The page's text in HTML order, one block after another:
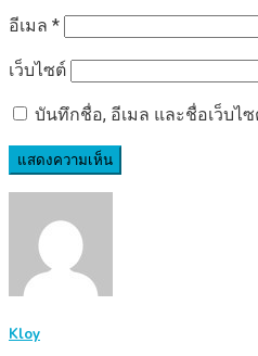
อีเมล *
เว็บไซต์
บันทึกชื่อ, อีเมล และชื่อเว็บไ
Kloy